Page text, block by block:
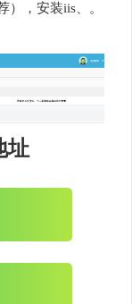
），安装iis、。
址